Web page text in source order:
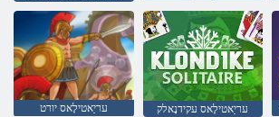
עריַאטילָאס יורט עריַאטילָאס עקידנָאלק